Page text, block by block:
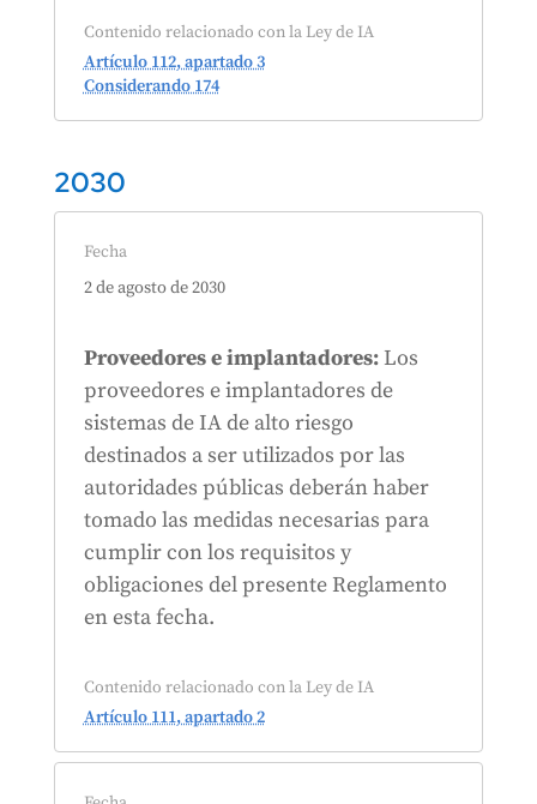
Contenido relacionado con la Ley de IA
Artículo 112, apartado 3
Considerando 174
2030
Fecha
2 de agosto de 2030
Proveedores e implantadores:Los
proveedores e implantadores de
sistemas de IA de alto riesgo
destinados a ser utilizados por las
autoridades públicas deberán haber
tomado las medidas necesarias para
cumplir con los requisitos y
obligaciones del presente Reglamento
en esta fecha.
Contenido relacionado con la Ley de IA
Artículo 111, apartado 2